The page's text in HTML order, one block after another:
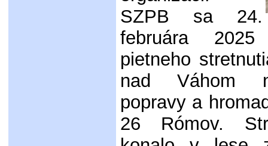
SZPB sa 24.
februára 2025
pietneho
nad Váhom
popravy a
26 Rómov.